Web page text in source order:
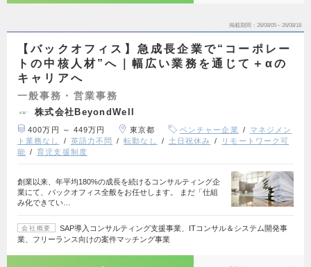
掲載期間 26/08/05～26/08/18
【バックオフィス】急成長企業で“コーポレー
トの中核人材”へ｜幅広い業務を通じて＋αの
キャリアへ
一般事務・営業事務
株式会社BeyondWell
400万円 ～ 449万円 東京都 ベンチャー企業
マネジメン
ト業務なし
英語力不問 転勤なし 土日祝休み
リモートワーク可
能
育児支援制度
創業以来、年平均180%の成長を続けるコンサルティング企
業にて、バックオフィス全般をお任せします。 まだ「仕組
み化できてい…
会社概要
SAP導入コンサルティング支援事業、ITコンサル＆システム開発事
業、フリーランス向けの案件マッチング事業